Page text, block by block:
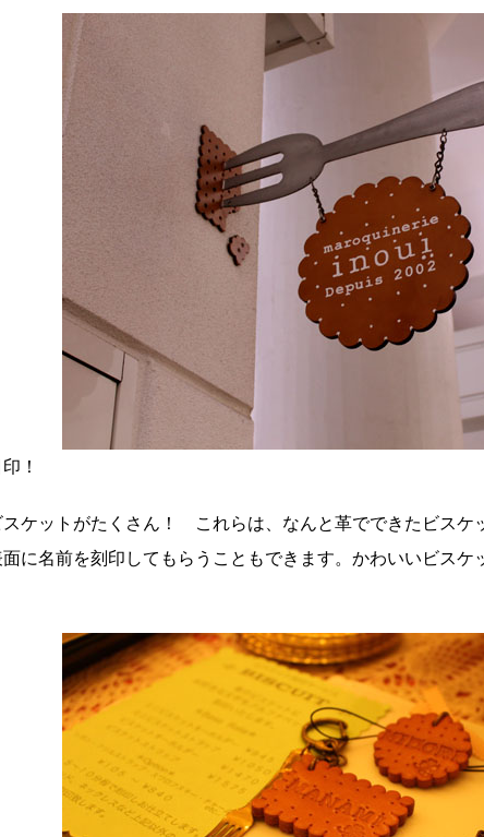
！
ケットがたくさん！ これらは、なんと革でできたビス
に名前を刻印してもらうこともできます。かわいいビス